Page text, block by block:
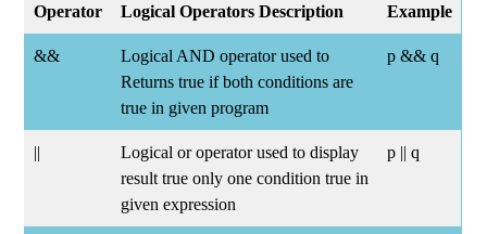
Operator Logical Operators Description Example
&&
Logical AND operator used to
Returns true if both conditions are
true in given program
p && q
||
Logical or operator used to display
result true only one condition true in
given expression
p || q